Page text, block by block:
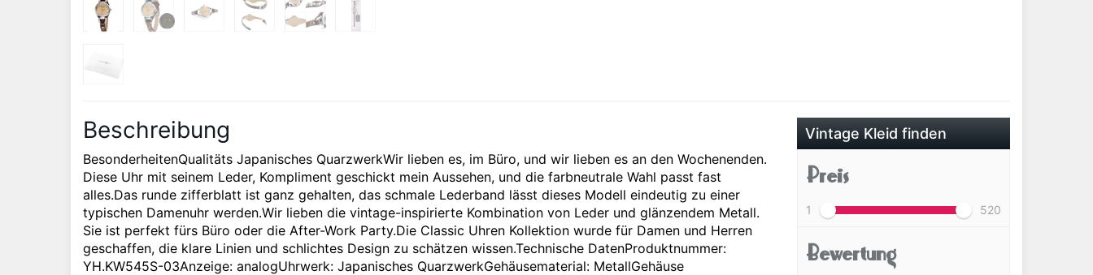
Beschreibung
BesonderheitenQualitäts Japanisches QuarzwerkWir lieben es, im Büro, und wir lieben es an den Wochenenden.
Diese Uhr mit seinem Leder, Kompliment geschickt mein Aussehen, und die farbneutrale Wahl passt fast
alles.Das runde zifferblatt ist ganz gehalten, das schmale Lederband lässt dieses Modell eindeutig zu einer
typischen Damenuhr werden.Wir lieben die vintage-inspirierte Kombination von Leder und glänzendem Metall.
Sie ist perfekt fürs Büro oder die After-Work Party.Die Classic Uhren Kollektion wurde für Damen und Herren
geschaffen, die klare Linien und schlichtes Design zu schätzen wissen.Technische DatenProduktnummer:
YH.KW545S-03Anzeige: analogUhrwerk: Japanisches QuarzwerkGehäusematerial: MetallGehäuse
Vintage Kleid finden
Preis
1 520
Bewertung